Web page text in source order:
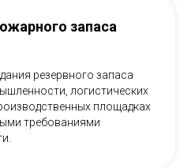
запаса
резервного запаса
логистических
площадках
требованиями